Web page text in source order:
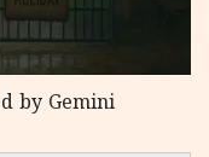
by Gemini